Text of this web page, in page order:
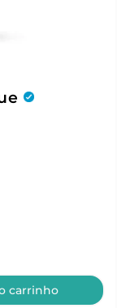
carrinho